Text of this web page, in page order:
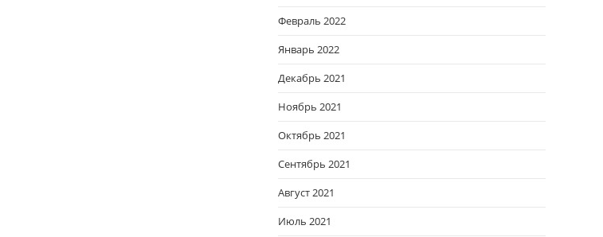
Февраль 2022
Январь 2022
Декабрь 2021
Ноябрь 2021
Октябрь 2021
Сентябрь 2021
Август 2021
Июль 2021